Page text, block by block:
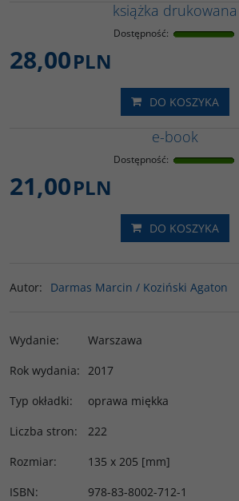
książka drukowana
Dostępność:
28,00PLN
DO KOSZYKA
e-book
Dostępność:
21,00PLN
DO KOSZYKA
Autor: Darmas Marcin / Koziński Agaton
Wydanie:
Warszawa
Rok wydania: 2017
Typ okładki:
oprawa miękka
Liczba stron:
222
Rozmiar:
135 x 205 [mm]
ISBN: 978-83-8002-712-1